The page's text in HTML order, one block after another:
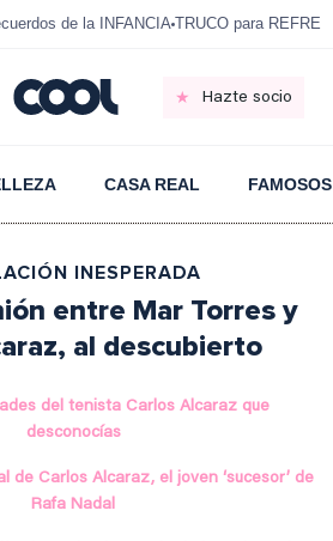
de la INFANCIATRUCO para
Hazte socio
CASA REAL FAMOSOS
INESPERADA
entre Mar Torres y
al descubierto
del tenista Carlos Alcaraz que
desconocías
de Carlos Alcaraz, el joven ‘sucesor’ de
Rafa Nadal